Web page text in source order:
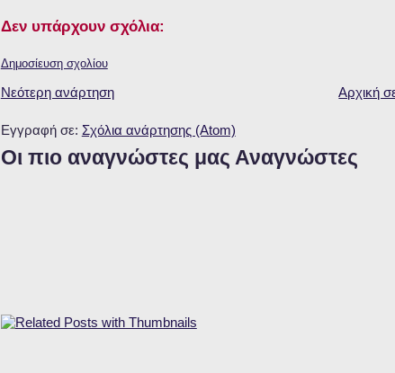
Δεν υπάρχουν σχόλια:
Δημοσίευση σχολίου
Νεότερη ανάρτηση Αρχική
Εγγραφή σε: Σχόλια ανάρτησης (Atom)
Οι πιο αναγνώστες μας Αναγνώστες